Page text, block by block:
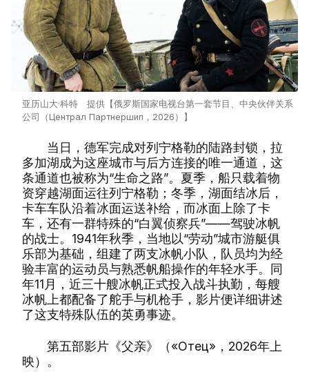
亚历山大·科特 提供【俄罗斯国家电视台第一套节目、中央伙伴关系
公司（Централ Партнершип，2026）】
当日，德军完成对列宁格勒的陆路封锁，拉
多加湖成为这座城市与后方连接的唯一通道，这
条通道也被称为“生命之路”。夏季，船只载着物
资穿越湖面运往列宁格勒；冬季，湖面结冰后，
卡车车队沿着冰面运送补给，而冰面上除了卡
车，还有一群特殊的“白翼侦察兵”——驾驶冰帆
的战士。1941年秋季，当地以“劳动”城市游艇俱
乐部为基础，组建了两支冰帆小队，队员均为经
验丰富的运动员与熟悉帆船操作的年轻水手。同
年11月，近三十艘冰帆正式投入战斗执勤，每艘
冰帆上都配备了舵手与机枪手，影片便详细讲述
了这支特殊队伍的英勇事迹。
第五部影片《父亲》（«Отец»，2026年上
映）。